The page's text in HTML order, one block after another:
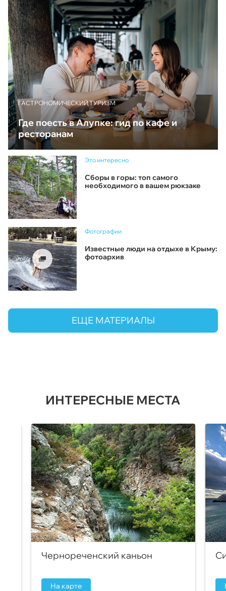
ГАСТРОНОМИЧЕСКИЙ ТУРИЗМ
Где поесть в Алупке: гид по кафе и
ресторанам
Это интересно
Сборы в горы: топ самого
необходимого в вашем рюкзаке
Фотографии
Известные люди на отдыхе в Крыму:
фотоархив
ЕЩЕ МАТЕРИАЛЫ
ИНТЕРЕСНЫЕ МЕСТА
Чернореченский каньон
На карте